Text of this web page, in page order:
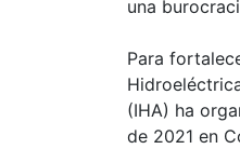
una
Para
(IHA) ha
de 2021 en